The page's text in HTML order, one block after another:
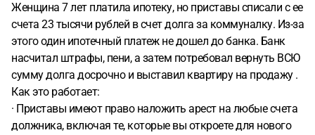
Женщина 7 лет платила ипотеку, но приставы списали с ее
счета 23 тысячи рублей в счет долга за коммуналку. Из-за
этого один ипотечный платеж не дошел до банка. Банк
насчитал штрафы, пени, а затем потребовал вернуть ВСЮ
сумму долга досрочно и выставил квартиру на продажу .
Как это работает:
· Приставы имеют право наложить арест на любые счета
должника, включая те, которые вы откроете для нового